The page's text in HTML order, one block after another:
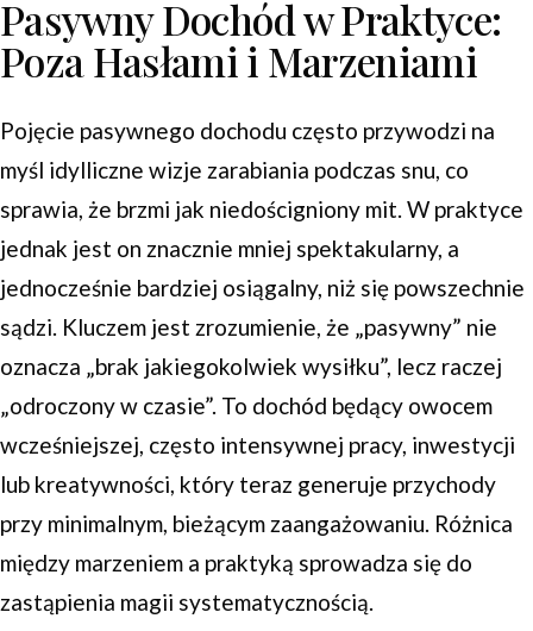
Pasywny Dochód w Praktyce:
Poza Hasłami i Marzeniami
Pojęcie pasywnego dochodu często przywodzi na
myśl idylliczne wizje zarabiania podczas snu, co
sprawia, że brzmi jak niedościgniony mit. W praktyce
jednak jest on znacznie mniej spektakularny, a
jednocześnie bardziej osiągalny, niż się powszechnie
sądzi. Kluczem jest zrozumienie, że „pasywny” nie
oznacza „brak jakiegokolwiek wysiłku”, lecz raczej
„odroczony w czasie”. To dochód będący owocem
wcześniejszej, często intensywnej pracy, inwestycji
lub kreatywności, który teraz generuje przychody
przy minimalnym, bieżącym zaangażowaniu. Różnica
między marzeniem a praktyką sprowadza się do
zastąpienia magii systematycznością.